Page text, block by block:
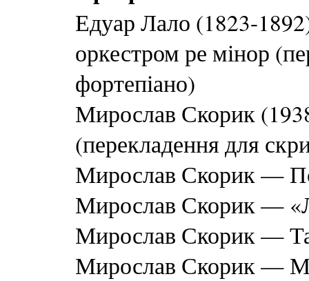
Едуар Лало (1823-
оркестром ре мінор
фортепіано)
Мирослав Скорик
(перекладення для
Мирослав Скорик —
Мирослав Скорик —
Мирослав Скорик —
Мирослав Скорик —